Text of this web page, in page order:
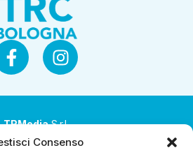
Consenso
TRMediaS.r.l.
a socio unico